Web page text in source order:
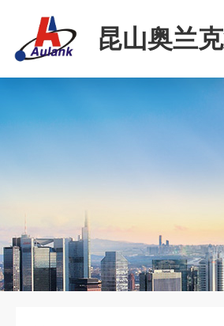
昆山奥兰